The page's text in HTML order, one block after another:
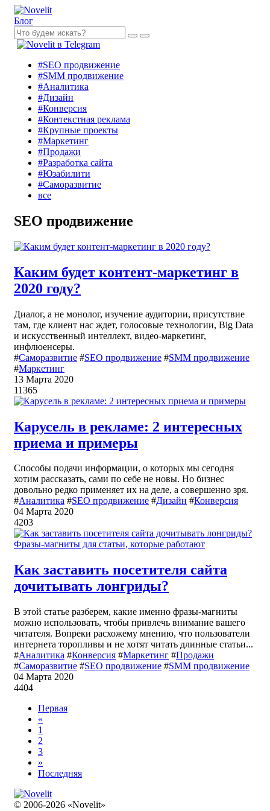
Блог
#SEO продвижение
#SMM продвижение
#Аналитика
#Дизайн
#Конверсия
#Контекстная реклама
#Крупные проекты
#Маркетинг
#Продажи
#Разработка сайта
#Юзабилити
#Саморазвитие
все
SEO продвижение
Каким будет контент-маркетинг в
2020 году?
Диалог, а не монолог, изучение аудитории, присутствие
там, где клиент нас ждет, голосовые технологии, Big Data
и искусственный интеллект, видео-маркетинг,
инфлюенсеры.
#Саморазвитие #SEO продвижение #SMM продвижение
#Маркетинг
13 Марта 2020
11365
Карусель в рекламе: 2 интересных
приема и примеры
Способы подачи информации, о которых мы сегодня
хотим рассказать, сами по себе не новы. Но бизнес
довольно редко применяет их на деле, а совершенно зря.
#Аналитика #SEO продвижение #Дизайн #Конверсия
04 Марта 2020
4203
Как заставить посетителя сайта
дочитывать лонгриды?
В этой статье разберем, какие именно фразы-магниты
можно использовать, чтобы привлечь внимание вашего
читателя. Вопреки расхожему мнению, что пользователи
интернета торопливы и не хотят читать длинные статьи...
#Аналитика #Конверсия #Маркетинг #Продажи
#Саморазвитие #SEO продвижение #SMM продвижение
04 Марта 2020
4404
Первая
«
1
2
3
»
Последняя
© 2006-2026 «Novelit»